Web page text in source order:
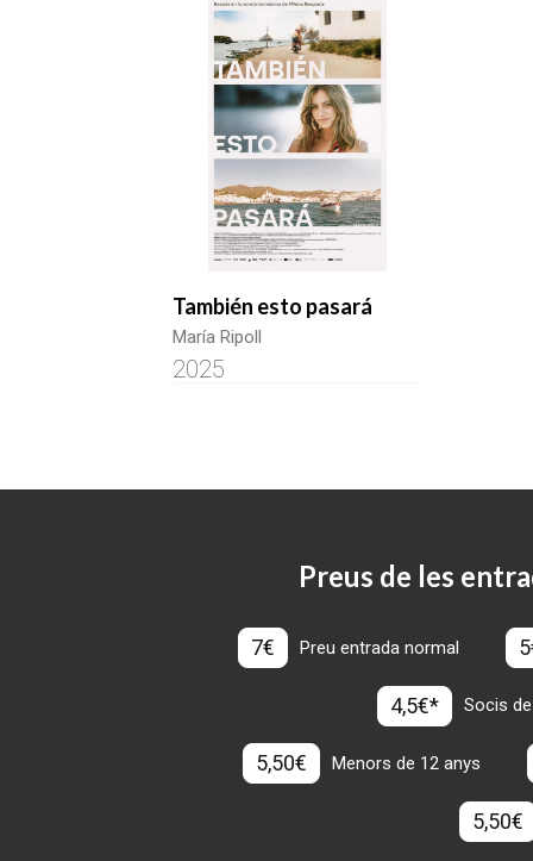
También esto pasará
María Ripoll
2025
Preus de les
7€ Preu entrada normal
4,5€* Socis
5,50€ Menors de 12 anys
5,50€